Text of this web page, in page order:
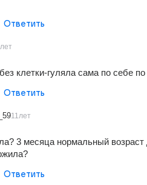
Ответить
клетки-гуляла сама по себе
Ответить
11лет
3 месяца нормальный
Ответить